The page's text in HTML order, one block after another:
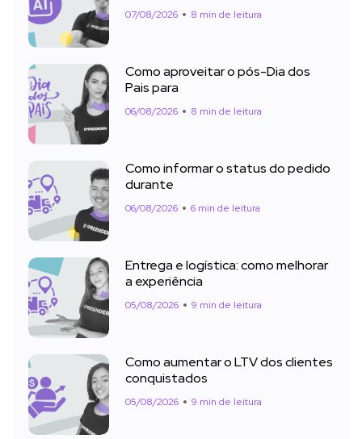
07/08/2026 8 min de leitura
Como aproveitar o pós-Dia dos
Pais para
06/08/2026 8 min de leitura
Como informar o status do pedido
durante
06/08/2026 6 min de leitura
Entrega e logística: como melhorar
a experiência
05/08/2026 9 min de leitura
Como aumentar o LTV dos clientes
conquistados
05/08/2026 9 min de leitura